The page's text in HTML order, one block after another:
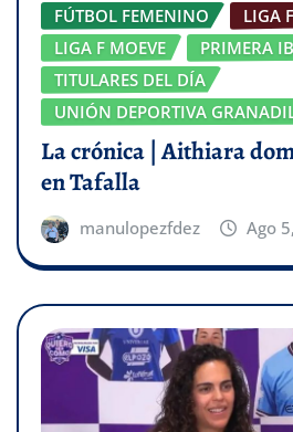
FÚTBOL FEMENINO
LIGA F
LIGA F MOEVE
PRIMERA
TITULARES DEL DÍA
UNIÓN DEPORTIVA
La crónica | Aithiara
en Tafalla
manulopezfdez Ago